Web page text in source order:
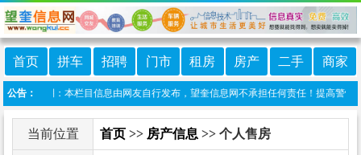
首页 拼车 招聘 门市 租房 房产 二手 商家
公告：
免责声明：本栏目信息由网友自行发布，望奎信息网不承担任何责任！提高警惕
当前位置 首页 >> 房产信息 >> 个人售房